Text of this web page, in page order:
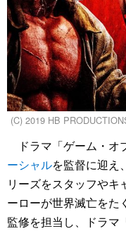
(C) 2019 HB
ドラマ「ゲーム・オ
ーシャルを監督に迎え、
リーズをスタッフやキ
ーローが世界滅亡をた
監修を担当し、ドラ